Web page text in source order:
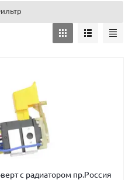
с радиатором пр.Россия